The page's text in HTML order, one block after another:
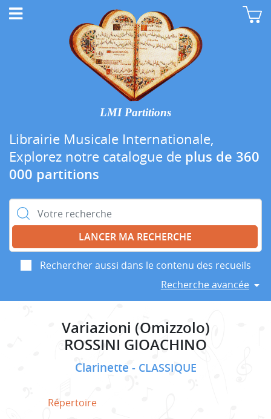
LMI Partitions
Librairie Musicale Internationale,
Explorez notre catalogue de plus de 360
000 partitions
Rechercher :
Rechercher aussi dans le contenu des recueils
Recherche avancée
Variazioni (Omizzolo)
ROSSINI GIOACHINO
Clarinette CLASSIQUE
Répertoire